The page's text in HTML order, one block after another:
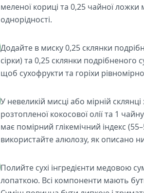
меленої кориці та 0,25 чайної ложки
однорідності.
Додайте в миску 0,25 склянки
сірки) та 0,25 склянки
щоб сухофрукти та горіхи
У невеликій мисці або мірній
розтопленої кокосової олії та 1
має помірний глікемічний індекс
використайте алюлозу, як описано
Полийте сухі інгредієнти медовою
лопаткою. Всі компоненти мають